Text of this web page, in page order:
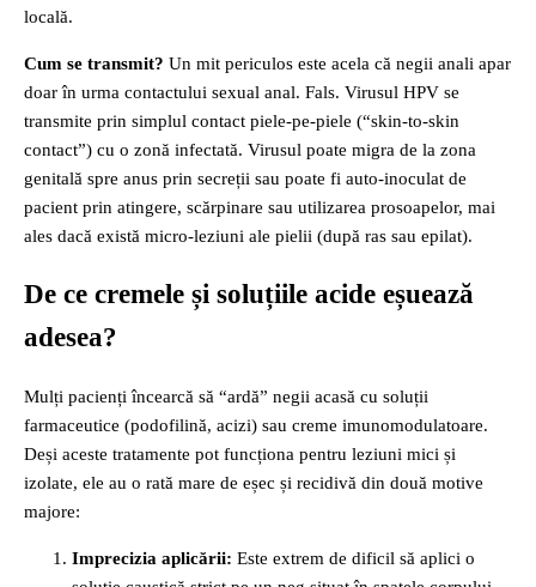
locală.
Cum se transmit? Un mit periculos este acela că negii anali apar
doar în urma contactului sexual anal. Fals. Virusul HPV se
transmite prin simplul contact piele-pe-piele (“skin-to-skin
contact”) cu o zonă infectată. Virusul poate migra de la zona
genitală spre anus prin secreții sau poate fi auto-inoculat de
pacient prin atingere, scărpinare sau utilizarea prosoapelor, mai
ales dacă există micro-leziuni ale pielii (după ras sau epilat).
De ce cremele și soluțiile acide eșuează
adesea?
Mulți pacienți încearcă să “ardă” negii acasă cu soluții
farmaceutice (podofilină, acizi) sau creme imunomodulatoare.
Deși aceste tratamente pot funcționa pentru leziuni mici și
izolate, ele au o rată mare de eșec și recidivă din două motive
majore:
Imprecizia aplicării: Este extrem de dificil să aplici o